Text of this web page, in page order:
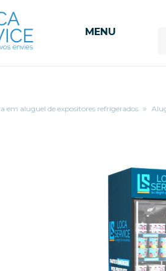
MENU
em aluguel de expositores refrigerados »